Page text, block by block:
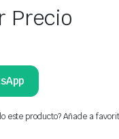
Precio
este producto? Añade a